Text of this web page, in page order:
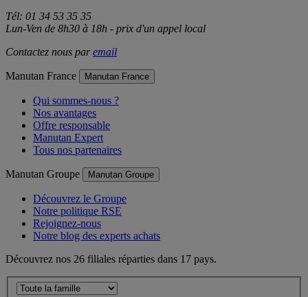
Tél: 01 34 53 35 35
Lun-Ven de 8h30 à 18h - prix d'un appel local
Contactez nous paremail
Manutan France Manutan France
Qui sommes-nous ?
Nos avantages
Offre responsable
Manutan Expert
Tous nos partenaires
Manutan Groupe Manutan Groupe
Découvrez le Groupe
Notre politique RSE
Rejoignez-nous
Notre blog des experts achats
Découvrez nos 26 filiales réparties dans 17 pays.